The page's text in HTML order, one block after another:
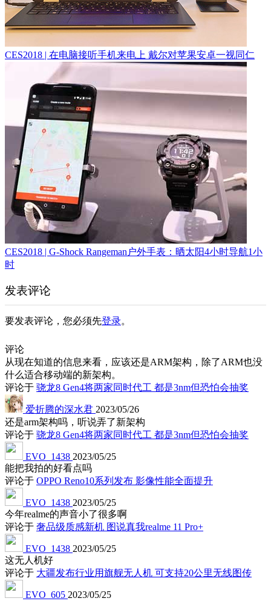
CES2018 | 在电脑接听手机来电上 戴尔对苹果安卓一视同仁
CES2018 | G-Shock Rangeman户外手表：晒太阳4小时导航1小
时
发表评论
要发表评论，您必须先登录。
评论
从现在知道的信息来看，应该还是ARM架构，除了ARM也没
什么适合移动端的新架构。
评论于 骁龙8 Gen4将两家同时代工 都是3nm但恐怕会抽奖
爱折腾的深水君 2023/05/26
还是arm架构吗，听说弄了新架构
评论于 骁龙8 Gen4将两家同时代工 都是3nm但恐怕会抽奖
EVO_1438 2023/05/25
能把我拍的好看点吗
评论于 OPPO Reno10系列发布 影像性能全面提升
EVO_1438 2023/05/25
今年realme的声音小了很多啊
评论于 奢品级质感新机 图说真我realme 11 Pro+
EVO_1438 2023/05/25
这无人机好
评论于 大疆发布行业用旗舰无人机 可支持20公里无线图传
EVO_605 2023/05/25